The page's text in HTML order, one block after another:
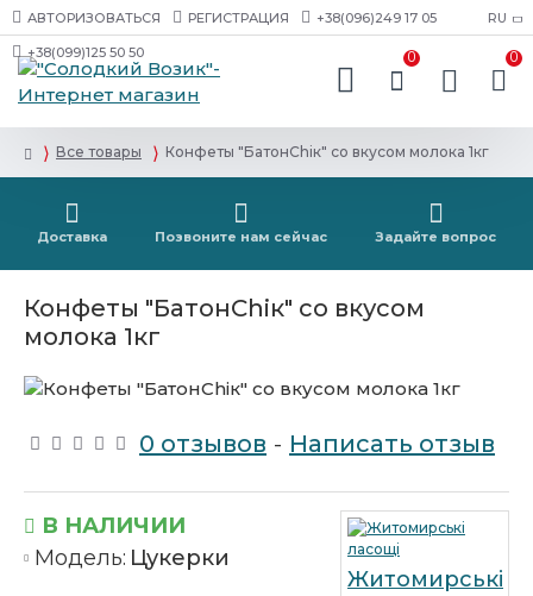
АВТОРИЗОВАТЬСЯ РЕГИСТРАЦИЯ +38(096)249 17 05
+38(099)125 50 50
RU
0 0
Все товары Конфеты "БатонChiк" со вкусом молока 1кг
Доставка Позвоните нам сейчас Задайте вопрос
Конфеты "БатонChiк" со вкусом
молока 1кг
0 отзывов - Написать отзыв
В НАЛИЧИИ
Модель: Цукерки
Житомирські